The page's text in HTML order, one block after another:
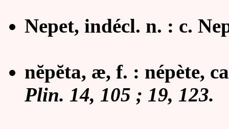
Nepet, indécl. n. : c.
nĕpĕta, æ, f. : népète,
Plin. 14, 105 ; 19, 123.